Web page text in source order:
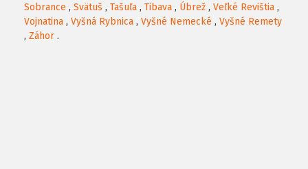
Sobrance , Svätuš , Tašuľa , Tibava , Úbrež , Veľké Revištia ,
Vojnatina , Vyšná Rybnica , Vyšné Nemecké , Vyšné Remety
, Záhor .